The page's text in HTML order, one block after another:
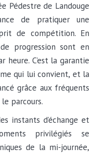
Pédestre de Landouge
de pratiquer une
de compétition. En
progression sont en
C’est la garantie
qui lui convient, et la
grâce aux fréquents
parcours.
instants d’échange et
privilégiés se
de la mi-journée,